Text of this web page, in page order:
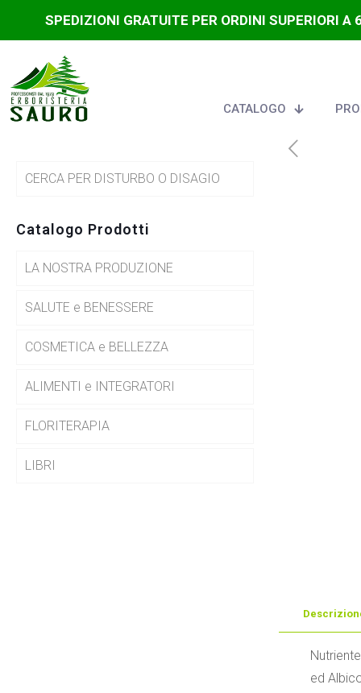
SPEDIZIONI GRATUITE PER ORDINI SUPERIORI A
CATALOGO
ed
CERCA PER DISTURBO O DISAGIO
Catalogo Prodotti
LA NOSTRA PRODUZIONE
SALUTE e BENESSERE
COSMETICA e BELLEZZA
ALIMENTI e INTEGRATORI
FLORITERAPIA
LIBRI